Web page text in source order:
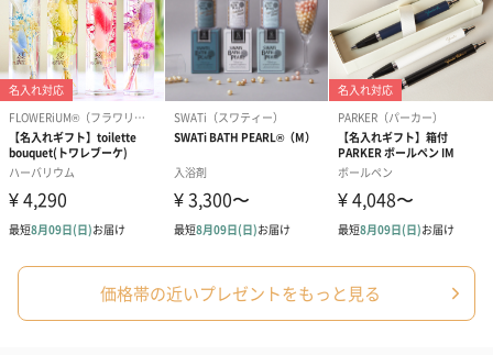
ハンドクリーム3本セッ
ト【ありがとう】
（1,100円）
シャワージェル＆ハン
ドクリーム（ピンクグ
レープフルーツ）
（2,145円）
シャワージェ
ドクリーム（
ッシュローズ
円）
ハンドタオル・ハンカチ
の＋αにおすすめです。
価格帯の近いプレゼントをもっと見る